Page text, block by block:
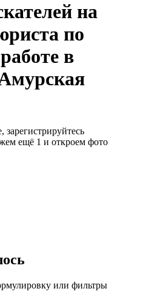
на
по
в
ещё 1 и откроем фото
или фильтры